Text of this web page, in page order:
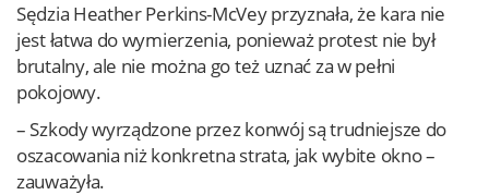
Sędzia Heather Perkins-McVey przyznała, że kara nie
jest łatwa do wymierzenia, ponieważ protest nie był
brutalny, ale nie można go też uznać za w pełni
pokojowy.
– Szkody wyrządzone przez konwój są trudniejsze do
oszacowania niż konkretna strata, jak wybite okno –
zauważyła.